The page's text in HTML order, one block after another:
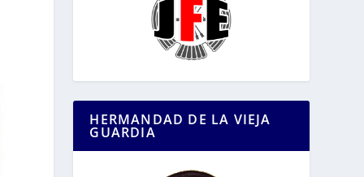
HERMANDAD DE LA VIEJA
GUARDIA